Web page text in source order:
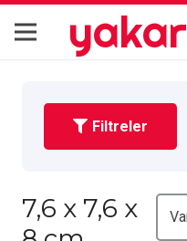
yakar
Filtreler
7,6 x 7,6 x